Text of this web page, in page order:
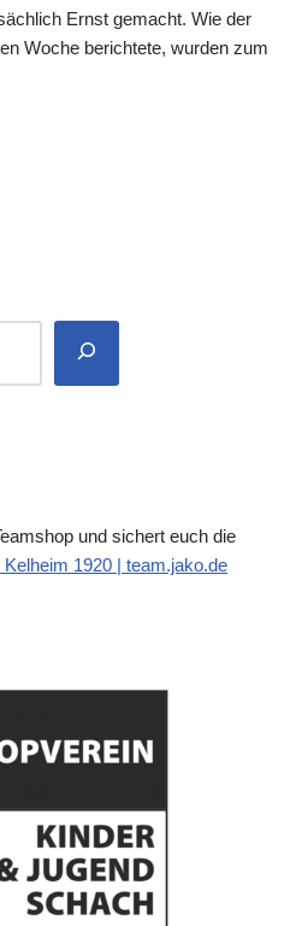
Ernst gemacht. Wie der
Woche berichtete, wurden zum
und sichert euch die
1920 | team.jako.de